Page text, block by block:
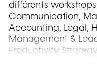
différents
Communication,
Accounting, Legal,
Management &
Productivity,